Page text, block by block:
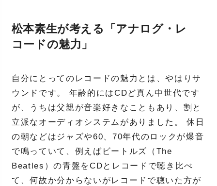
松本素生が考える「アナログ・レ
コードの魅力」
自分にとってのレコードの魅力とは、やはりサ
ウンドです。 年齢的にはCDど真ん中世代です
が、うちは父親が音楽好きなこともあり、割と
立派なオーディオシステムがありました。 休日
の朝などはジャズや60、70年代のロックが爆音
で鳴っていて、例えばビートルズ（The
Beatles）の青盤をCDとレコードで聴き比べ
て、何故か分からないがレコードで聴いた方が